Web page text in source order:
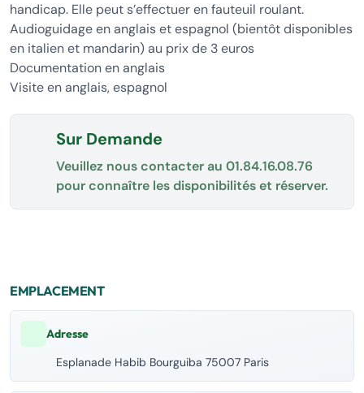
handicap. Elle peut s’effectuer en fauteuil roulant.
Audioguidage en anglais et espagnol (bientôt disponibles
en italien et mandarin) au prix de 3 euros
Documentation en anglais
Visite en anglais, espagnol
Sur Demande
Veuillez nous contacter au 01.84.16.08.76
pour connaître les disponibilités et réserver.
EMPLACEMENT
Adresse
Esplanade Habib Bourguiba 75007 Paris